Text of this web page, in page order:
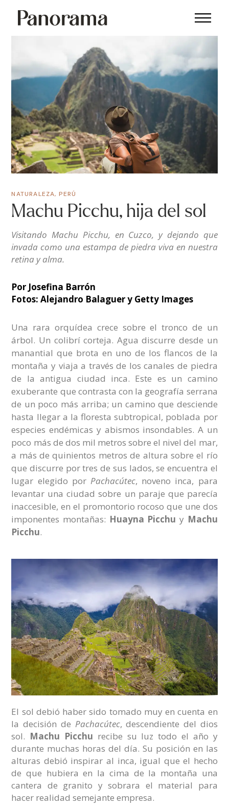
NATURALEZA, PERÚ
Machu Picchu, hija del sol
Visitando Machu Picchu, en Cuzco, y dejando que
invada como una estampa de piedra viva en nuestra
retina y alma.
Por Josefina Barrón
Fotos: Alejandro Balaguer y Getty Images
Una rara orquídea crece sobre el tronco de un
árbol. Un colibrí corteja. Agua discurre desde un
manantial que brota en uno de los flancos de la
montaña y viaja a través de los canales de piedra
de la antigua ciudad inca. Este es un camino
exuberante que contrasta con la geografía serrana
de un poco más arriba; un camino que desciende
hasta llegar a la floresta subtropical, poblada por
especies endémicas y abismos insondables. A un
poco más de dos mil metros sobre el nivel del mar,
a más de quinientos metros de altura sobre el río
que discurre por tres de sus lados, se encuentra el
lugar elegido por Pachacútec, noveno inca, para
levantar una ciudad sobre un paraje que parecía
inaccesible, en el promontorio rocoso que une dos
imponentes montañas: Huayna Picchu y Machu
Picchu.
El sol debió haber sido tomado muy en cuenta en
la decisión de Pachacútec, descendiente del dios
sol. Machu Picchu recibe su luz todo el año y
durante muchas horas del día. Su posición en las
alturas debió inspirar al inca, igual que el hecho
de que hubiera en la cima de la montaña una
cantera de granito y sobrara el material para
hacer realidad semejante empresa.